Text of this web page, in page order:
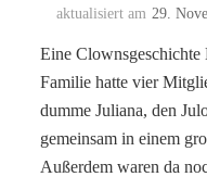
aktualisiert am 29.
Eine
Familie hatte vier
dumme Juliana, den
gemeinsam in einem
Außerdem waren da